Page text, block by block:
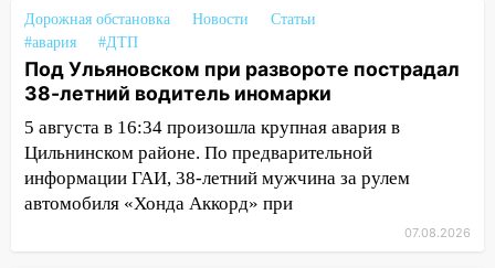
погоды в Ульяновской области на
выходные 8-9 августа
13:30 В Ульяновске транспортные
полицейские проведут акцию «Час
пассажира»
13:20
В Ульяновске за один день
обокрали женщину на пляже и
подростка в сквере
Дорожная обстановка Новости
Статьи
#авария
#ДТП
Под Ульяновском при развороте пострадал
38-летний водитель иномарки
5 августа в 16:34 произошла крупная авария в
Цильнинском районе. По предварительной
информации ГАИ, 38-летний мужчина за рулем
автомобиля «Хонда Аккорд» при
07.08.2026